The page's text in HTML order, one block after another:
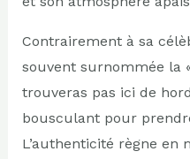
Contrairement à sa
souvent surnommée la
trouveras pas ici de
bousculant pour
L’authenticité règne en